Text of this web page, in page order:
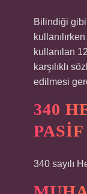
Bilindiği
kullanılan
karşılıklı
edilmesi
340
340 sayılı